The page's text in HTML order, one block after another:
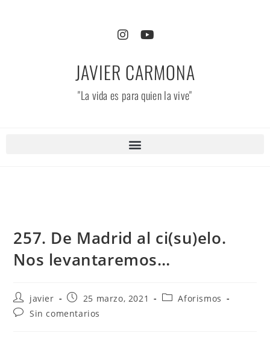
JAVIER CARMONA
"La vida es para quien la vive"
257. De Madrid al ci(su)elo.
Nos levantaremos…
javier 25 marzo, 2021
Aforismos
Sin comentarios